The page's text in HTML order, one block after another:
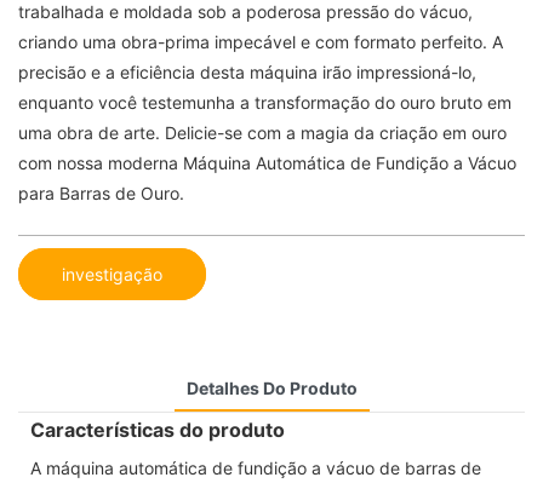
trabalhada e moldada sob a poderosa pressão do vácuo,
criando uma obra-prima impecável e com formato perfeito. A
precisão e a eficiência desta máquina irão impressioná-lo,
enquanto você testemunha a transformação do ouro bruto em
uma obra de arte. Delicie-se com a magia da criação em ouro
com nossa moderna Máquina Automática de Fundição a Vácuo
para Barras de Ouro.
investigação
Detalhes Do Produto
Características do produto
A máquina automática de fundição a vácuo de barras de